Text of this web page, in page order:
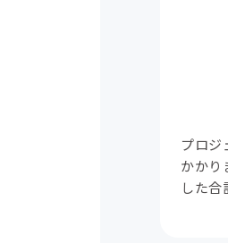
プロジ
かかり
した合